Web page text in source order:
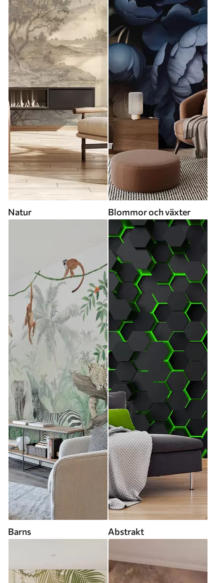
Natur Blommor och växter
Barns Abstrakt